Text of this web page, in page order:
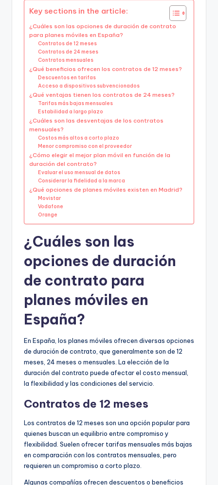
Key sections in the article:
¿Cuáles son las opciones de duración de contrato
para planes móviles en España?
Contratos de 12 meses
Contratos de 24 meses
Contratos mensuales
¿Qué beneficios ofrecen los contratos de 12 meses?
Descuentos en tarifas
Acceso a dispositivos subvencionados
¿Qué ventajas tienen los contratos de 24 meses?
Tarifas más bajas mensuales
Estabilidad a largo plazo
¿Cuáles son las desventajas de los contratos
mensuales?
Costos más altos a corto plazo
Menor compromiso con el proveedor
¿Cómo elegir el mejor plan móvil en función de la
duración del contrato?
Evaluar el uso mensual de datos
Considerar la fidelidad a la marca
¿Qué opciones de planes móviles existen en Madrid?
Movistar
Vodafone
Orange
¿Cuáles son las
opciones de duración
de contrato para
planes móviles en
España?
En España, los planes móviles ofrecen diversas opciones
de duración de contrato, que generalmente son de 12
meses, 24 meses o mensuales. La elección de la
duración del contrato puede afectar el costo mensual,
la flexibilidad y las condiciones del servicio.
Contratos de 12 meses
Los contratos de 12 meses son una opción popular para
quienes buscan un equilibrio entre compromiso y
flexibilidad. Suelen ofrecer tarifas mensuales más bajas
en comparación con los contratos mensuales, pero
requieren un compromiso a corto plazo.
Algunas compañías ofrecen descuentos o beneficios